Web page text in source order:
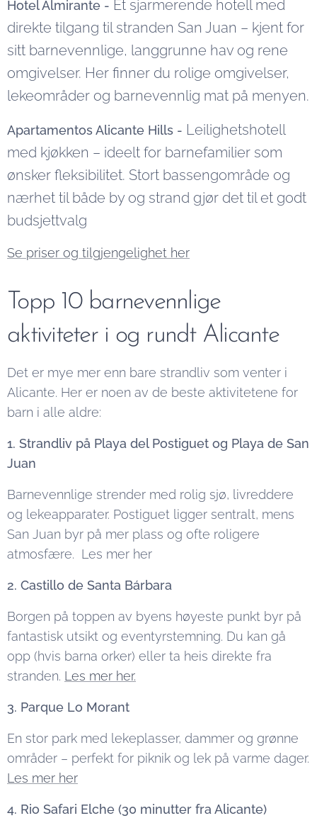
Hotel Almirante - Et sjarmerende hotell med
direkte tilgang til stranden San Juan – kjent for
sitt barnevennlige, langgrunne hav og rene
omgivelser. Her finner du rolige omgivelser,
lekeområder og barnevennlig mat på menyen.
Apartamentos Alicante Hills - Leilighetshotell
med kjøkken – ideelt for barnefamilier som
ønsker fleksibilitet. Stort bassengområde og
nærhet til både by og strand gjør det til et godt
budsjettvalg
Se priser og tilgjengelighet her
Topp 10 barnevennlige
aktiviteter i og rundt Alicante
Det er mye mer enn bare strandliv som venter i
Alicante. Her er noen av de beste aktivitetene for
barn i alle aldre:
1. Strandliv på Playa del Postiguet og Playa de San
Juan
Barnevennlige strender med rolig sjø, livreddere
og lekeapparater. Postiguet ligger sentralt, mens
San Juan byr på mer plass og ofte roligere
atmosfære. Les mer her
2. Castillo de Santa Bárbara
Borgen på toppen av byens høyeste punkt byr på
fantastisk utsikt og eventyrstemning. Du kan gå
opp (hvis barna orker) eller ta heis direkte fra
stranden. Les mer her.
3. Parque Lo Morant
En stor park med lekeplasser, dammer og grønne
områder – perfekt for piknik og lek på varme dager.
Les mer her
4. Rio Safari Elche (30 minutter fra Alicante)